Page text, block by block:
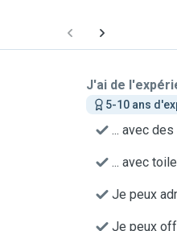
J'ai de
5-10 ans
... avec
... avec
Je peux
Je peux